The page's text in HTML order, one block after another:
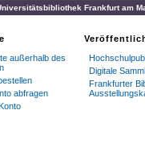
Frankfurt am
außerhalb des
abfragen
Digitale
Frankfurter